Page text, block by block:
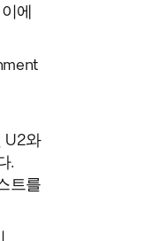
에
U2와
.
트를